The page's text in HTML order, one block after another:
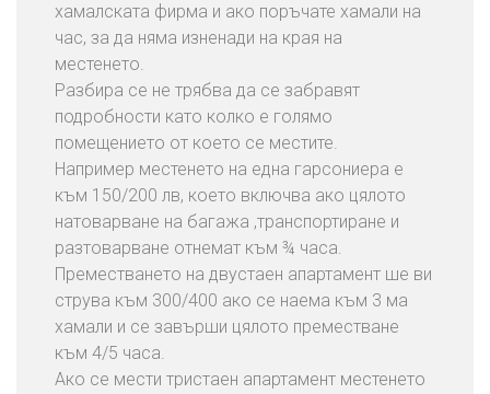
хамалската фирма и ако поръчате хамали на
час, за да няма изненади на края на
местенето.
Разбира се не трябва да се забравят
подробности като колко е голямо
помещението от което се местите.
Например местенето на една гарсониера е
към 150/200 лв, което включва ако цялото
натоварване на багажа ,транспортиране и
разтоварване отнемат към ¾ часа.
Преместването на двустаен апартамент ше ви
струва към 300/400 ако се наема към 3 ма
хамали и се завърши цялото преместване
към 4/5 часа.
Ако се мести тристаен апартамент местенето